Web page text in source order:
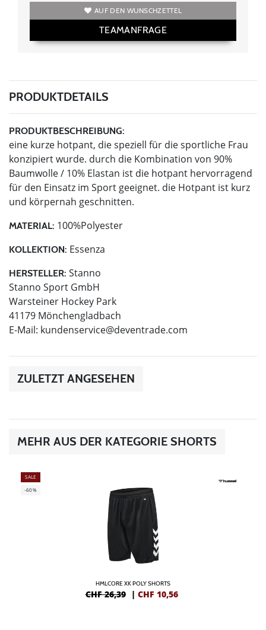
AUF DEN WUNSCHZETTEL
TEAMANFRAGE
PRODUKTDETAILS
PRODUKTBESCHREIBUNG:
eine kurze hotpant, die speziell für die sportliche Frau
konzipiert wurde. durch die Kombination von 90%
Baumwolle / 10% Elastan ist die hotpant hervorragend
für den Einsatz im Sport geeignet. die Hotpant ist kurz
und körpernah geschnitten.
MATERIAL: 100%Polyester
KOLLEKTION: Essenza
HERSTELLER: Stanno
Stanno Sport GmbH
Warsteiner Hockey Park
41179 Mönchengladbach
E-Mail: kundenservice@deventrade.com
ZULETZT ANGESEHEN
MEHR AUS DER KATEGORIE SHORTS
SALE
-60%
HMLCORE XK POLY SHORTS
CHF 26,39 | CHF 10,56